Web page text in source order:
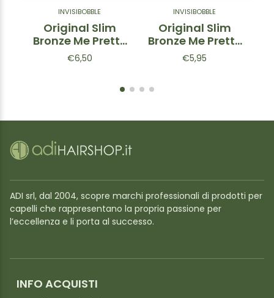
INVISIBOBBLE
Original Slim
Bronze Me Pretty
– Elastico a
€6,50
INVISIBOBBLE
Original Slim
Bronze Me Pretty
- Elastico a
€5,95
ADI srl, dal 2004, scopre marchi professionali di prodotti per
capelli che rappresentano la propria passione per
l’eccellenza e li porta al successo.
INFO ACQUISTI